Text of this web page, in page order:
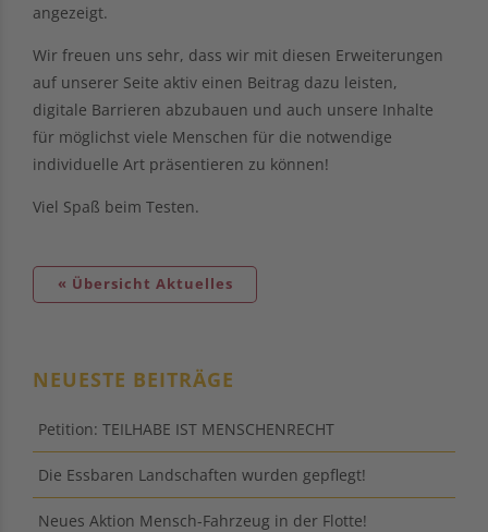
angezeigt.
Wir freuen uns sehr, dass wir mit diesen Erweiterungen
auf unserer Seite aktiv einen Beitrag dazu leisten,
digitale Barrieren abzubauen und auch unsere Inhalte
für möglichst viele Menschen für die notwendige
individuelle Art präsentieren zu können!
Viel Spaß beim Testen.
« Übersicht Aktuelles
NEUESTE BEITRÄGE
Petition: TEILHABE IST MENSCHENRECHT
Die Essbaren Landschaften wurden gepflegt!
Neues Aktion Mensch-Fahrzeug in der Flotte!